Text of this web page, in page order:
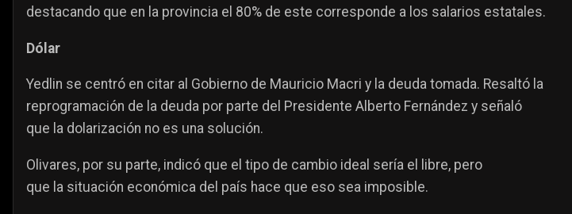
destacando que en la provincia el 80% de este corresponde a los salarios estatales.
Dólar
Yedlin se centró en citar al Gobierno de Mauricio Macri y la deuda tomada. Resaltó la
reprogramación de la deuda por parte del Presidente Alberto Fernández y señaló
que la dolarización no es una solución.
Olivares, por su parte, indicó que el tipo de cambio ideal sería el libre, pero
que la situación económica del país hace que eso sea imposible.